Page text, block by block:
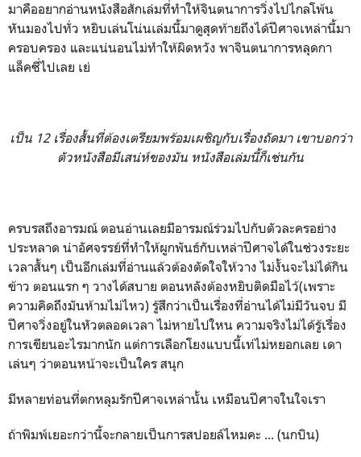
มาคืออยากอ่านหนังสือสักเล่มที่ทำให้จินตนาการวิ่งไปไกลโพ้น
หันมองไปทั่ว หยิบเล่นโน่นเล่มนี้มาดูสุดท้ายถึงได้ปีศาจเหล่านี้มา
ครอบครอง และแน่นอนไม่ทำให้ผิดหวัง พาจินตนาการหลุดกา
แล็คซี่ไปเลย เย่
เป็น 12 เรื่องสั้นที่ต้องเตรียมพร้อมเผชิญกับเรื่องถัดมา เขาบอกว่า
ตัวหนังสือมีเสน่ห์ของมัน หนังสือเล่มนี้ก็เช่นกัน
ครบรสถึงอารมณ์ ตอนอ่านเลยมีอารมณ์ร่วมไปกับตัวละครอย่าง
ประหลาด น่าอัศจรรย์ที่ทำให้ผูกพันธ์กับเหล่าปีศาจได้ในช่วงระยะ
เวลาสั้นๆ เป็นอีกเล่มที่อ่านแล้วต้องตัดใจให้วาง ไม่งั้นจะไม่ได้กิน
ข้าว ตอนแรก ๆ วางได้สบาย ตอนหลังต้องหยิบติดมือไว้(เพราะ
ความคิดถึงมันห้ามไม่ไหว) รู้สึกว่าเป็นเรื่องที่อ่านได้ไม่มีวันจบ มี
ปีศาจวิ่งอยู่ในหัวตลอดเวลา ไม่หายไปใหน ความจริงไม่ได้รู้เรื่อง
การเขียนอะไรมากนัก แต่การเลือกโยงแบบนี้เท่ไม่หยอกเลย เดา
เล่นๆ ว่าตอนหน้าจะเป็นใคร สนุก
มีหลายท่อนที่ตกหลุมรักปีศาจเหล่านั้น เหมือนปีศาจในใจเรา
ถ้าพิมพ์เยอะกว่านี้จะกลายเป็นการสปอยล์ไหมคะ ... (นกบิน)